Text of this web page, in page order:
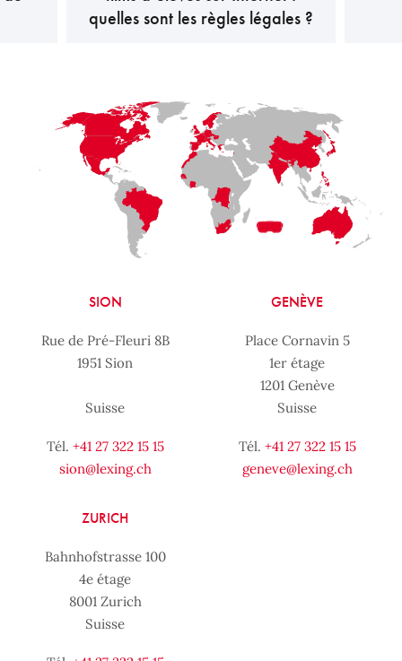
quelles sont les règles légales ?
SION
Rue de Pré-Fleuri 8B
1951 Sion
Suisse
Tél. +41 27 322 15 15
sion@lexing.ch
GENÈVE
Place Cornavin 5
1er étage
1201 Genève
Suisse
Tél. +41 27 322 15 15
geneve@lexing.ch
ZURICH
Bahnhofstrasse 100
4e étage
8001 Zurich
Suisse